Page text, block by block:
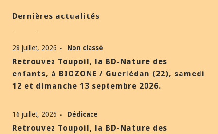
Dernières actualités
28 juillet, 2026 Non classé
Retrouvez Toupoil, la BD-Nature des
enfants, à BIOZONE / Guerlédan (22), samedi
12 et dimanche 13 septembre 2026.
16 juillet, 2026 Dédicace
Retrouvez Toupoil, la BD-Nature des